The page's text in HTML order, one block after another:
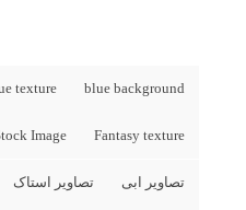
blue background
texture
Fantasy texture
Image
تصاویر ابی تصاویر استاک